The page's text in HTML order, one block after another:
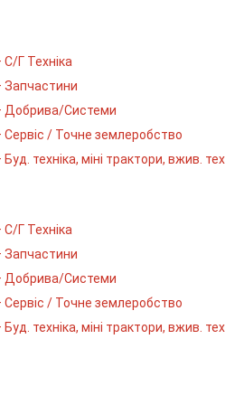
Г Техніка
Запчастини
Добрива/Cистеми
Сервіс / Точне землеробство
техніка, міні трактори, вжив.
Г Техніка
Запчастини
Добрива/Cистеми
Сервіс / Точне землеробство
техніка, міні трактори, вжив.